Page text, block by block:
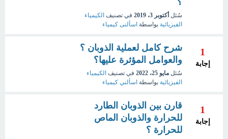
؟
سُئل أكتوبر 3، 2019 في تصنيف الكيمياء
الفيزيائية بواسطة اسألنى كيمياء
1
إجابة
شرح كامل لعملية الذوبان ؟
والعوامل المؤثرة عليها؟
سُئل مايو 25، 2022 في تصنيف الكيمياء
الفيزيائية بواسطة اسألني كيمياء
1
إجابة
قارن بين الذوبان الطارد
للحرارة والذوبان الماص
للحرارة ؟